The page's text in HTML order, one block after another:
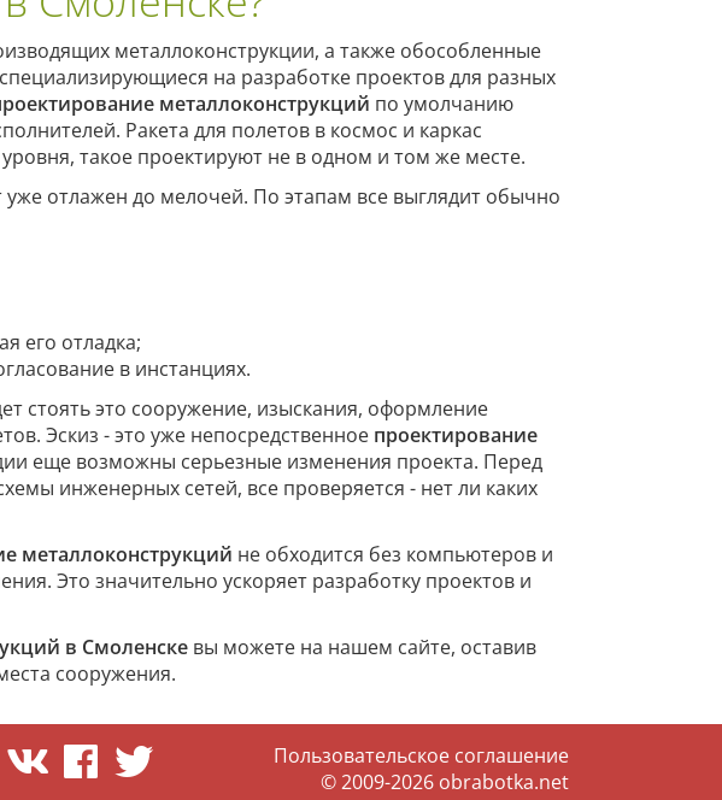
металлоконструкции, а также обособленные
на разработке проектов для разных
металлоконструкций по умолчанию
Ракета для полетов в космос и каркас
такое проектируют не в одном и том же месте.
отлажен до мелочей. По этапам все выглядит обычно
его отладка;
в инстанциях.
стоять это сооружение, изыскания, оформление
Эскиз - это уже непосредственное проектирование
еще возможны серьезные изменения проекта. Перед
инженерных сетей, все проверяется - нет ли каких
металлоконструкций не обходится без компьютеров и
Это значительно ускоряет разработку проектов и
в Смоленске вы можете на нашем сайте, оставив
сооружения.
Пользовательское соглашение
© 2009-2026 obrabotka.net